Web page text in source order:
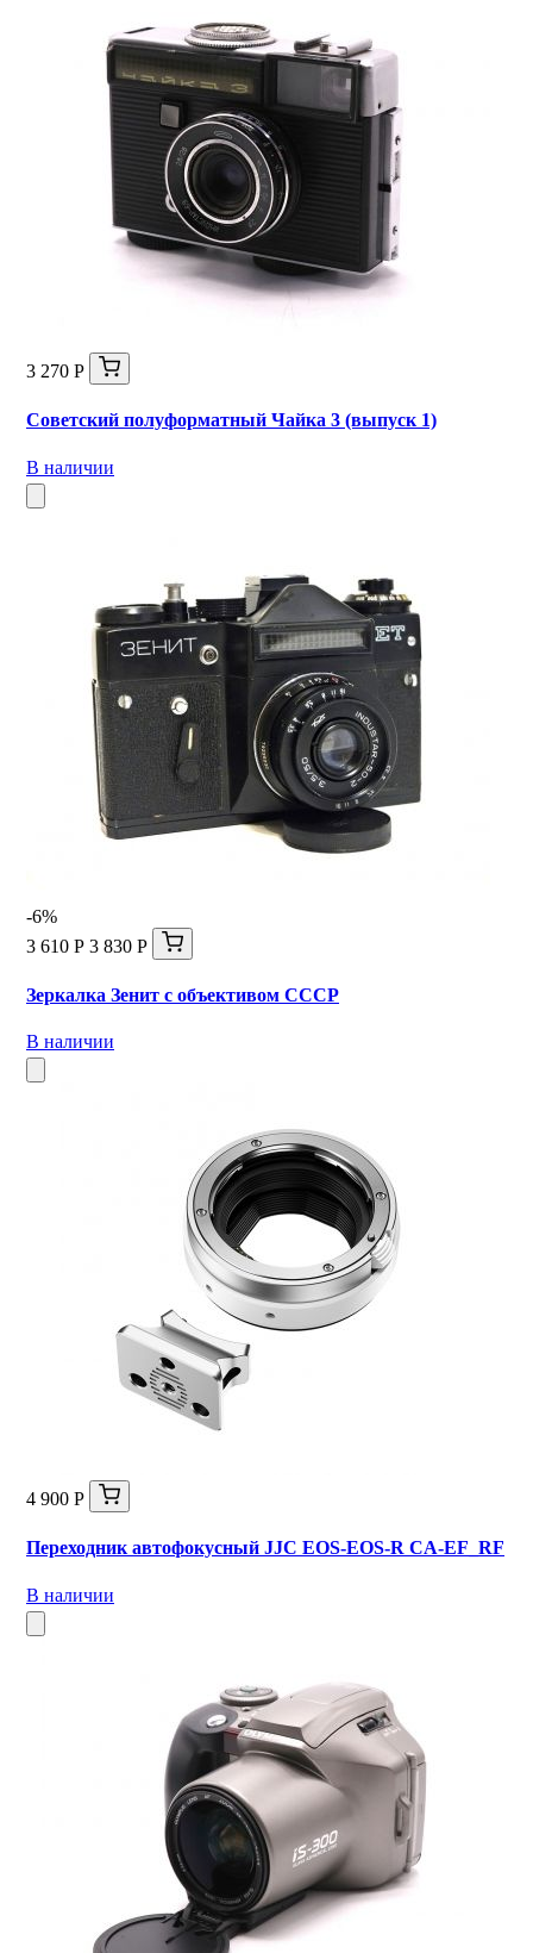
3 270 Р
Советский полуформатный Чайка 3 (выпуск 1)
В наличии
-6%
3 610 Р 3 830 Р
Зеркалка Зенит с объективом СССР
В наличии
4 900 Р
Переходник автофокусный JJC EOS-EOS-R CA-EF_RF
В наличии